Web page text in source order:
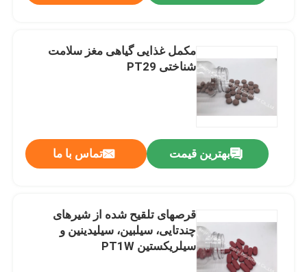
مکمل غذایی گیاهی مغز سلامت
شناختی PT29
بهترین قیمت تماس با ما
قرصهای تلقیح شده از شیرهای
چندتایی، سیلبین، سیلیدینین و
سیلریکستین PT1W